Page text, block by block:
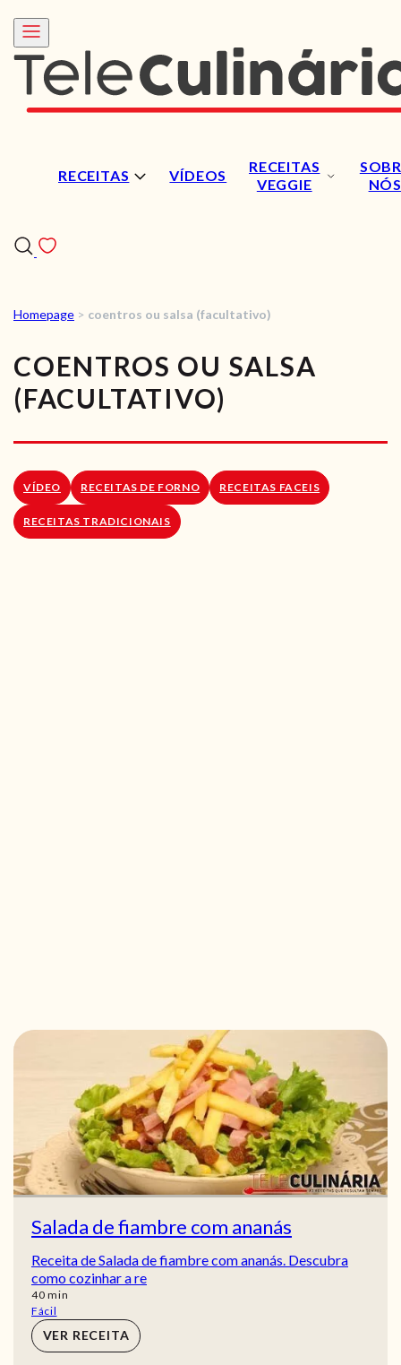
RECEITAS VÍDEOS
RECEITAS
VEGGIE
NÓS
RECEITAS
VÍDEOS
RECEITAS VEGGIE
LOJA ONLINE
Homepage > coentros ou salsa (facultativo)
COENTROS OU SALSA
(FACULTATIVO)
VÍDEO RECEITAS DE FORNO RECEITAS FACEIS
RECEITAS TRADICIONAIS
Salada de fiambre com ananás
Receita de Salada de fiambre com ananás. Descubra
como cozinhar a re
40min
min
Fácil
VER RECEITA